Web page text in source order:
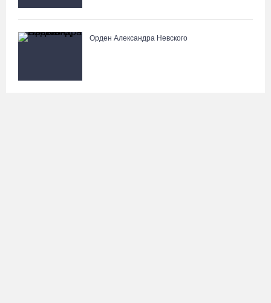
Орден Александра Невского